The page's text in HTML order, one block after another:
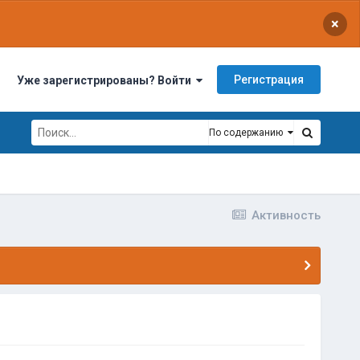
×
Уже зарегистрированы? Войти Регистрация
По содержанию
Активность